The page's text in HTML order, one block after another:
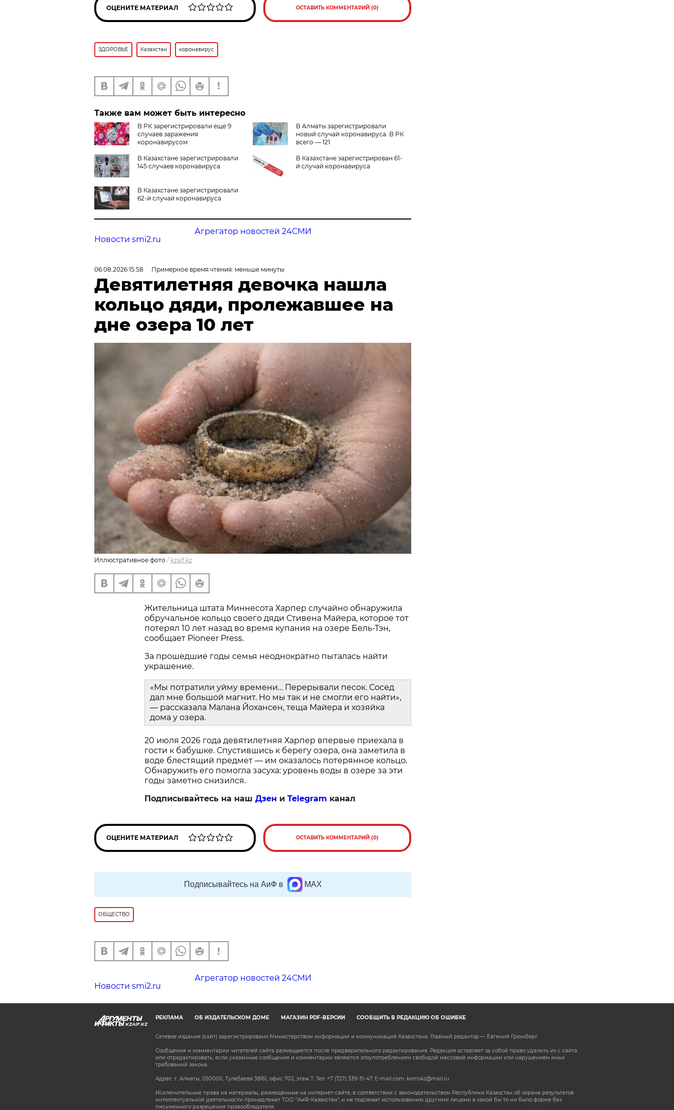
ОЦЕНИТЕ МАТЕРИАЛ ОСТАВИТЬ КОММЕНТАРИЙ (0)
ЗДОРОВЬЕ Казахстан коронавирус
Также вам может быть интересно
В РК зарегистрировали еще 9
случаев заражения
коронавирусом
В Алматы зарегистрировали
новый случай коронавируса. В РК
всего — 121
В Казахстане зарегистрировали
145 случаев коронавируса
В Казахстане зарегистрирован 61-
й случай коронавируса
В Казахстане зарегистрировали
62-й случай коронавируса
Агрегатор новостей 24СМИ
Новости smi2.ru
06.08.2026 15:58 Примерное время чтения: меньше минуты
Девятилетняя девочка нашла
кольцо дяди, пролежавшее на
дне озера 10 лет
Иллюстративное фото / kzaif.kz
Жительница штата Миннесота Харпер случайно обнаружила
обручальное кольцо своего дяди Стивена Майера, которое тот
потерял 10 лет назад во время купания на озере Бель-Тэн,
сообщает Pioneer Press.
За прошедшие годы семья неоднократно пыталась найти
украшение.
«Мы потратили уйму времени… Перерывали песок. Сосед
дал мне большой магнит. Но мы так и не смогли его найти»,
— рассказала Малана Йохансен, теща Майера и хозяйка
дома у озера.
20 июля 2026 года девятилетняя Харпер впервые приехала в
гости к бабушке. Спустившись к берегу озера, она заметила в
воде блестящий предмет — им оказалось потерянное кольцо.
Обнаружить его помогла засуха: уровень воды в озере за эти
годы заметно снизился.
Подписывайтесь на наш Дзен и Telegram канал
ОЦЕНИТЕ МАТЕРИАЛ ОСТАВИТЬ КОММЕНТАРИЙ (0)
Подписывайтесь на АиФ в MAX
ОБЩЕСТВО
Агрегатор новостей 24СМИ
Новости smi2.ru
KZAIF.KZ
РЕКЛАМА ОБ ИЗДАТЕЛЬСКОМ ДОМЕ МАГАЗИН PDF-ВЕРСИЙ СООБЩИТЬ В РЕДАКЦИЮ ОБ ОШИБКЕ
Сетевое издание (сайт) зарегистрировано Министерством информации и коммуникаций Казахстана. Главный редактор — Евгений Грюнберг.
Сообщения и комментарии читателей сайта размещаются после предварительного редактирования. Редакция оставляет за собой право удалить их с сайта
или отредактировать, если указанные сообщения и комментарии являются злоупотреблением свободой массовой информации или нарушением иных
требований закона.
Адрес: г. Алматы, 050000, Тулебаева 38/61, офис 702, этаж 7. Тел: +7 (727) 339-31-47. E-mail.com: komskz@mail.ru
Исключительные права на материалы, размещённые на интернет-сайте, в соответствии с законодательством Республики Казахстан об охране результатов
интеллектуальной деятельности принадлежат ТОО "АиФ-Казахстан", и не подлежат использованию другими лицами в какой бы то ни было форме без
письменного разрешения правообладателя.